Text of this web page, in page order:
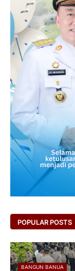
POPULAR POSTS
BANGUN BANUA